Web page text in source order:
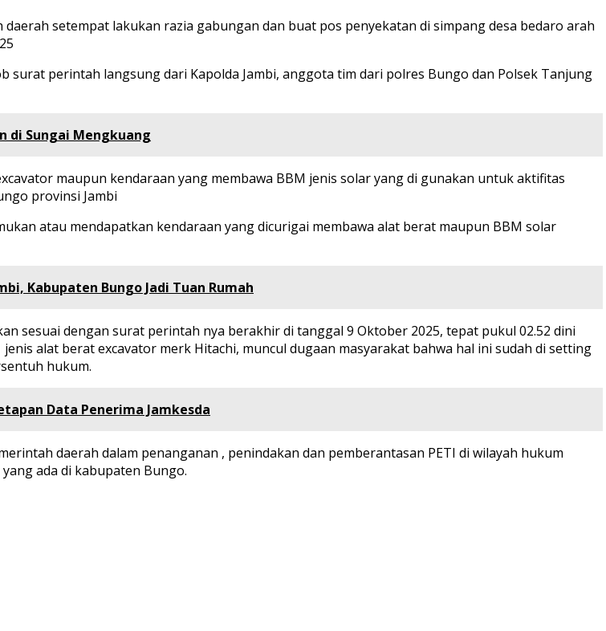
setempat lakukan razia gabungan dan buat pos penyekatan di simpang desa bedaro arah
perintah langsung dari Kapolda Jambi, anggota tim dari polres Bungo dan Polsek Tanjung
di Sungai Mengkuang
maupun kendaraan yang membawa BBM jenis solar yang di gunakan untuk aktifitas
provinsi Jambi
atau mendapatkan kendaraan yang dicurigai membawa alat berat maupun BBM solar
Kabupaten Bungo Jadi Tuan Rumah
sesuai dengan surat perintah nya berakhir di tanggal 9 Oktober 2025, tepat pukul 02.52 dini
alat berat excavator merk Hitachi, muncul dugaan masyarakat bahwa hal ini sudah di setting
hukum.
Data Penerima Jamkesda
daerah dalam penanganan , penindakan dan pemberantasan PETI di wilayah hukum
ada di kabupaten Bungo.